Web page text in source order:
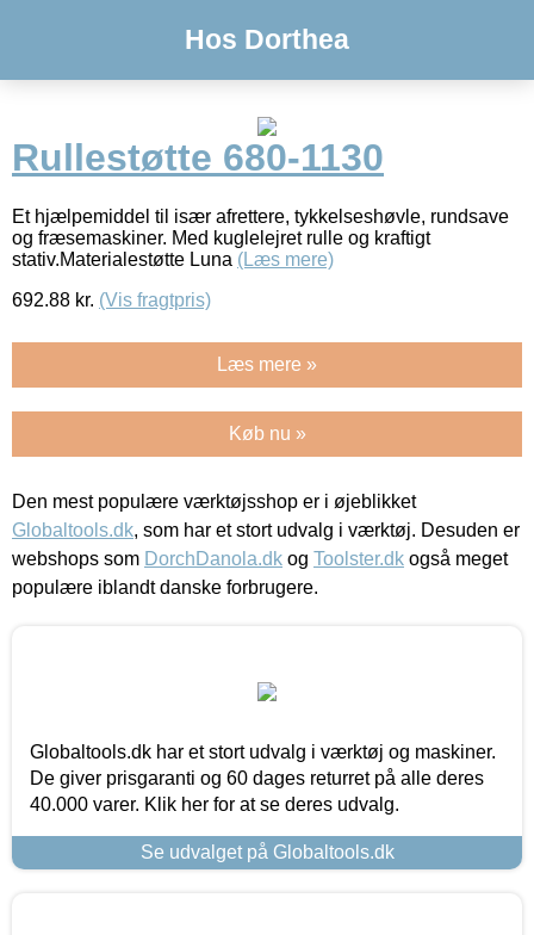
Hos Dorthea
Rullestøtte 680-1130
Et hjælpemiddel til især afrettere, tykkelseshøvle, rundsave
og fræsemaskiner. Med kuglelejret rulle og kraftigt
stativ.Materialestøtte Luna (Læs mere)
692.88 kr. (Vis fragtpris)
Læs mere »
Køb nu »
Den mest populære værktøjsshop er i øjeblikket
Globaltools.dk, som har et stort udvalg i værktøj. Desuden er
webshops som DorchDanola.dk og Toolster.dk også meget
populære iblandt danske forbrugere.
Globaltools.dk har et stort udvalg i værktøj og maskiner.
De giver prisgaranti og 60 dages returret på alle deres
40.000 varer. Klik her for at se deres udvalg.
Se udvalget på Globaltools.dk